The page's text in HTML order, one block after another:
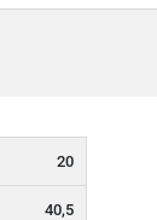
20
40,5